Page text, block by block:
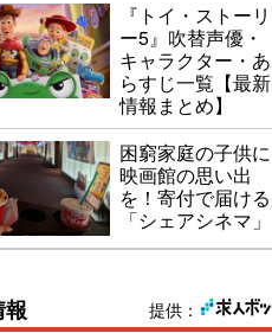
『トイ・ストーリ
ー5』吹替声優・
キャラクター・あ
らすじ一覧【最新
情報まとめ】
困窮家庭の子供に
映画館の思い出
を！寄付で届ける
「シェアシネマ」
提供：